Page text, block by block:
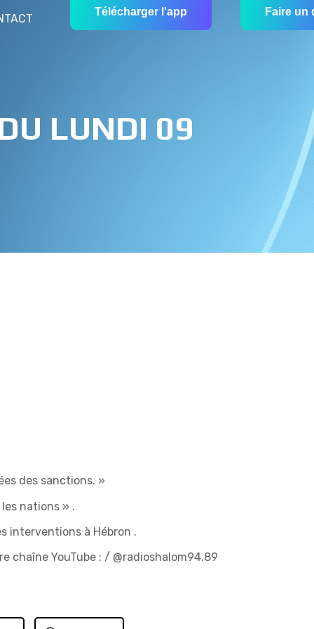
Télécharger l'app Faire un
LUNDI 09
des sanctions. »
nations » .
interventions à Hébron .
chaîne YouTube : / @radioshalom94.89